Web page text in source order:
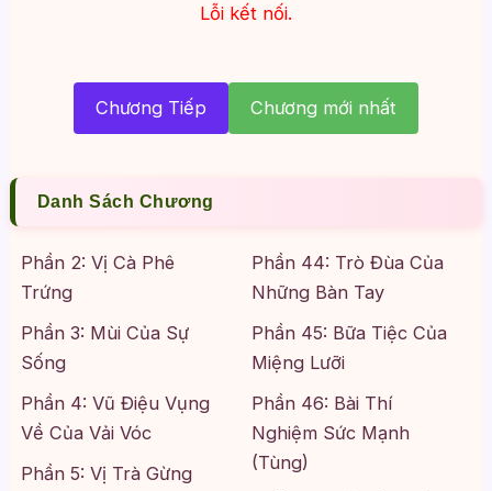
Lỗi kết nối.
Chương Tiếp Chương mới nhất
Danh Sách Chương
Phần 2: Vị Cà Phê
Trứng
Phần 3: Mùi Của Sự
Sống
Phần 4: Vũ Điệu Vụng
Về Của Vải Vóc
Phần 5: Vị Trà Gừng
Phần 44: Trò Đùa Của
Những Bàn Tay
Phần 45: Bữa Tiệc Của
Miệng Lưỡi
Phần 46: Bài Thí
Nghiệm Sức Mạnh
(Tùng)